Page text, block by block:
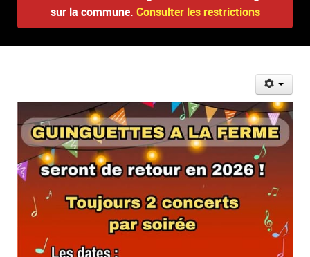
sur la commune. Consulter les restrictions